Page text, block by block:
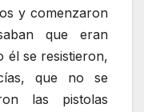
y comenzaron
que eran
él se resistieron,
que no se
las pistolas